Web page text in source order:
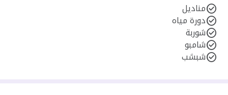
مناديل
دورة مياه
شوربة
شامبو
شبشب